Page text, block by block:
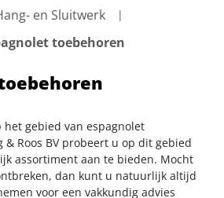
en Sluitwerk
toebehoren
gebied van espagnolet
& Roos BV probeert u op dit gebied
assortiment aan te bieden. Mocht
dan kunt u natuurlijk altijd
voor een vakkundig advies